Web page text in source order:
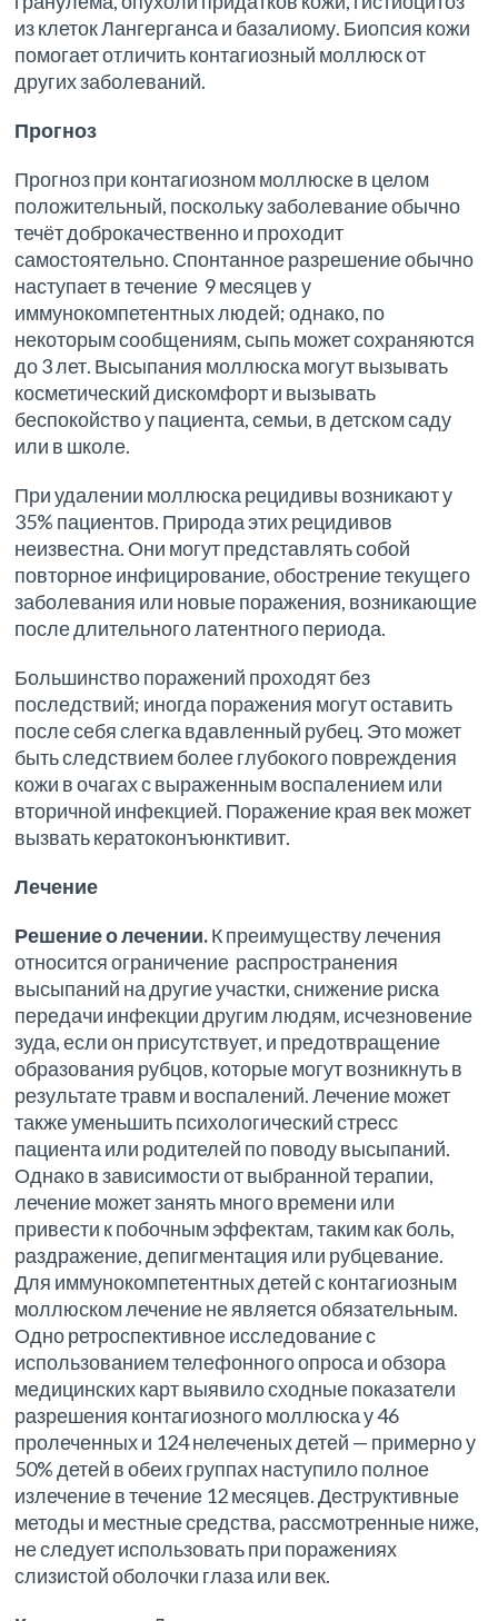
из клеток Лангерганса и базалиому. Биопсия кожи
помогает отличить контагиозный моллюск от
других заболеваний.
Прогноз
Прогноз при контагиозном моллюске в целом
положительный, поскольку заболевание обычно
течёт доброкачественно и проходит
самостоятельно. Спонтанное разрешение обычно
наступает в течение 9 месяцев у
иммунокомпетентных людей; однако, по
некоторым сообщениям, сыпь может сохраняются
до 3 лет. Высыпания моллюска могут вызывать
косметический дискомфорт и вызывать
беспокойство у пациента, семьи, в детском саду
или в школе.
При удалении моллюска рецидивы возникают у
35% пациентов. Природа этих рецидивов
неизвестна. Они могут представлять собой
повторное инфицирование, обострение текущего
заболевания или новые поражения, возникающие
после длительного латентного периода.
Большинство поражений проходят без
последствий; иногда поражения могут оставить
после себя слегка вдавленный рубец. Это может
быть следствием более глубокого повреждения
кожи в очагах с выраженным воспалением или
вторичной инфекцией. Поражение края век может
вызвать кератоконъюнктивит.
Лечение
Решение о лечении.К преимуществу лечения
относится ограничение распространения
высыпаний на другие участки, снижение риска
передачи инфекции другим людям, исчезновение
зуда, если он присутствует, и предотвращение
образования рубцов, которые могут возникнуть в
результате травм и воспалений. Лечение может
также уменьшить психологический стресс
пациента или родителей по поводу высыпаний.
Однако в зависимости от выбранной терапии,
лечение может занять много времени или
привести к побочным эффектам, таким как боль,
раздражение, депигментация или рубцевание.
Для иммунокомпетентных детей с контагиозным
моллюском лечение не является обязательным.
Одно ретроспективное исследование с
использованием телефонного опроса и обзора
медицинских карт выявило сходные показатели
разрешения контагиозного моллюска у 46
пролеченных и 124 нелеченых детей — примерно у
50% детей в обеих группах наступило полное
излечение в течение 12 месяцев. Деструктивные
методы и местные средства, рассмотренные ниже,
не следует использовать при поражениях
слизистой оболочки глаза или век.